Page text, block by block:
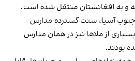
و به افغانستان منتقل شده است.
جنوب آسیا، سنت گسترده مدارس
از ملاها نیز در همان مدارس
بودند.